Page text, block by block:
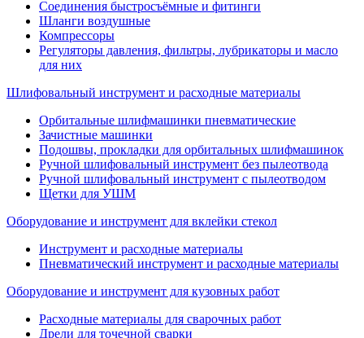
Соединения быстросъёмные и фитинги
Шланги воздушные
Компрессоры
Регуляторы давления, фильтры, лубрикаторы и масло
для них
Шлифовальный инструмент и расходные материалы
Орбитальные шлифмашинки пневматические
Зачистные машинки
Подошвы, прокладки для орбитальных шлифмашинок
Ручной шлифовальный инструмент без пылеотвода
Ручной шлифовальный инструмент с пылеотводом
Щетки для УШМ
Оборудование и инструмент для вклейки стекол
Инструмент и расходные материалы
Пневматический инструмент и расходные материалы
Оборудование и инструмент для кузовных работ
Расходные материалы для сварочных работ
Дрели для точечной сварки